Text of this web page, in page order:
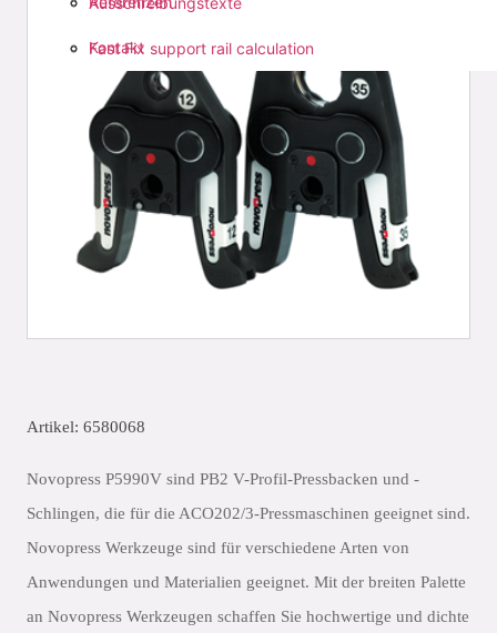
Fast Fix support rail calculation
Kontakt
Artikel: 6580068
Novopress P5990V sind PB2 V-Profil-Pressbacken und -
Schlingen, die für die ACO202/3-Pressmaschinen geeignet sind.
Novopress Werkzeuge sind für verschiedene Arten von
Anwendungen und Materialien geeignet. Mit der breiten Palette
an Novopress Werkzeugen schaffen Sie hochwertige und dichte